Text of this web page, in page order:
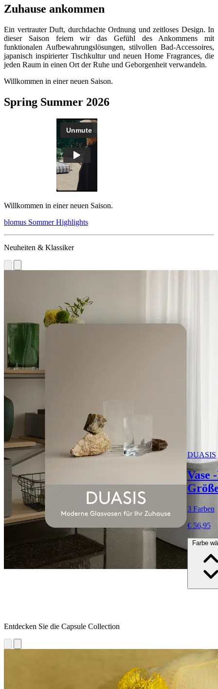
Zuhause ankommen
Ein vertrauter Duft, durchdachte Ordnung und zeitloses Design. In
dieser Saison feiern wir das Gefühl des Ankommens mit
funktionalen Aufbewahrungslösungen, stilvollen Bad-Accessoires,
japanisch inspirierter Tischkultur und neuen Home Fragrances, die
jeden Raum in einen Ort der Ruhe und Geborgenheit verwandeln.
Willkommen in einer neuen Saison.
Spring Summer 2026
Willkommen in einer neuen Saison.
blomus Sommer Highlights
Neuheiten & Klassiker
DUASIS
Vase
3 Farben
€ 56,95
Farbe
Entdecken Sie die Capsule Collection